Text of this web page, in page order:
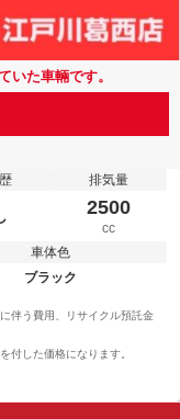
いた車輛です。
排気量
2500
cc
車体色
ブラック
伴う費用、リサイクル預託金
付した価格になります。